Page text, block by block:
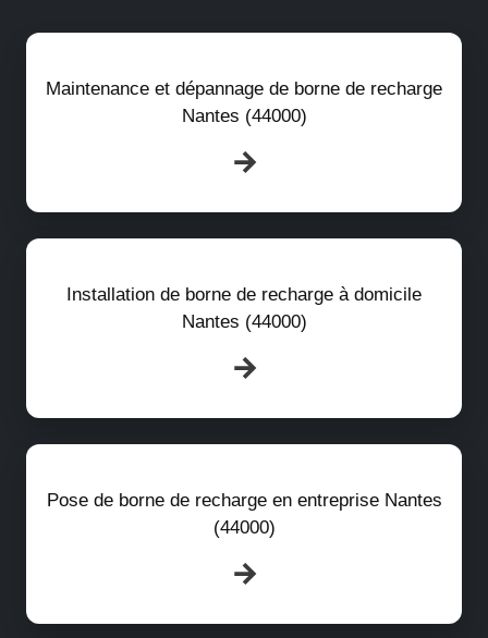
Maintenance et dépannage de borne de recharge
Nantes (44000)
Installation de borne de recharge à domicile
Nantes (44000)
Pose de borne de recharge en entreprise Nantes
(44000)